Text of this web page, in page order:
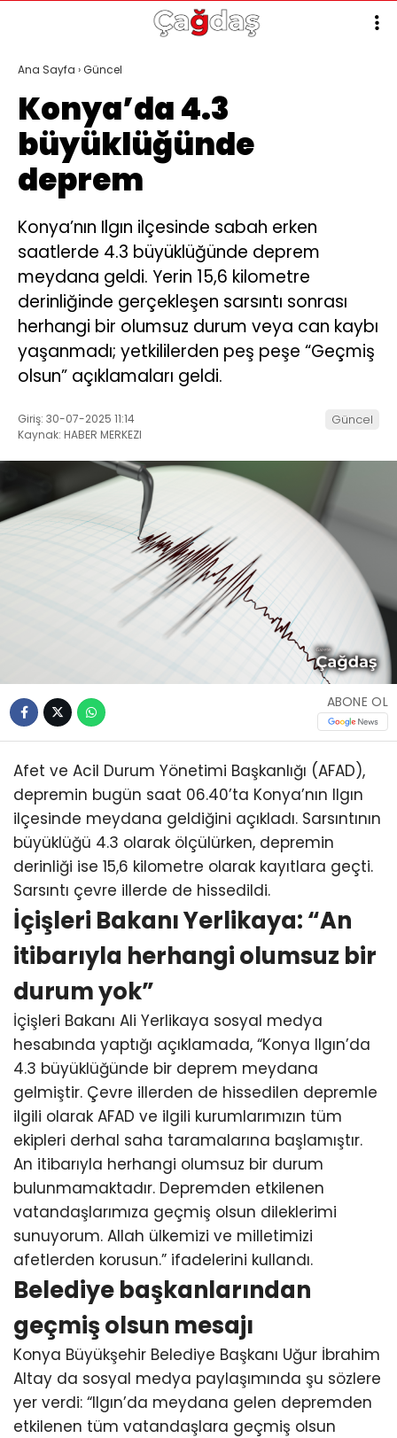
Ana Sayfa ›Güncel
Konya’da 4.3
büyüklüğünde
deprem
Konya’nın Ilgın ilçesinde sabah erken
saatlerde 4.3 büyüklüğünde deprem
meydana geldi. Yerin 15,6 kilometre
derinliğinde gerçekleşen sarsıntı sonrası
herhangi bir olumsuz durum veya can kaybı
yaşanmadı; yetkililerden peş peşe “Geçmiş
olsun” açıklamaları geldi.
Giriş: 30-07-2025 11:14
Kaynak: HABER MERKEZI
Güncel
ABONE OL
Afet ve Acil Durum Yönetimi Başkanlığı (AFAD),
depremin bugün saat 06.40’ta Konya’nın Ilgın
ilçesinde meydana geldiğini açıkladı. Sarsıntının
büyüklüğü 4.3 olarak ölçülürken, depremin
derinliği ise 15,6 kilometre olarak kayıtlara geçti.
Sarsıntı çevre illerde de hissedildi.
İçişleri Bakanı Yerlikaya: “An
itibarıyla herhangi olumsuz bir
durum yok”
İçişleri Bakanı Ali Yerlikaya sosyal medya
hesabında yaptığı açıklamada, “Konya Ilgın’da
4.3 büyüklüğünde bir deprem meydana
gelmiştir. Çevre illerden de hissedilen depremle
ilgili olarak AFAD ve ilgili kurumlarımızın tüm
ekipleri derhal saha taramalarına başlamıştır.
An itibarıyla herhangi olumsuz bir durum
bulunmamaktadır. Depremden etkilenen
vatandaşlarımıza geçmiş olsun dileklerimi
sunuyorum. Allah ülkemizi ve milletimizi
afetlerden korusun.” ifadelerini kullandı.
Belediye başkanlarından
geçmiş olsun mesajı
Konya Büyükşehir Belediye Başkanı Uğur İbrahim
Altay da sosyal medya paylaşımında şu sözlere
yer verdi: “Ilgın’da meydana gelen depremden
etkilenen tüm vatandaşlara geçmiş olsun